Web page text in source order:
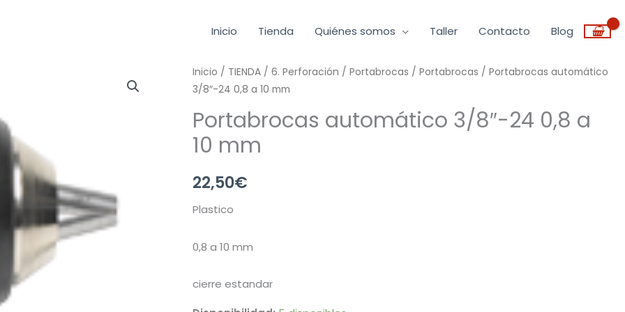
Inicio Tienda Quiénes somos Taller Contacto Blog
Inicio / TIENDA /6. Perforación /Portabrocas /Portabrocas / Portabrocas automático
3/8″-24 0,8 a 10 mm
Portabrocas automático 3/8″-24 0,8 a
10 mm
22,50€
Plastico
0,8 a 10 mm
cierre estandar
Portabrocas
automático
3/8"-24
0,8
mm
cantidad